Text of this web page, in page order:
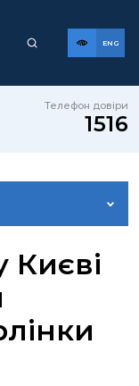
ENG
Телефон довіри
1516
Києві